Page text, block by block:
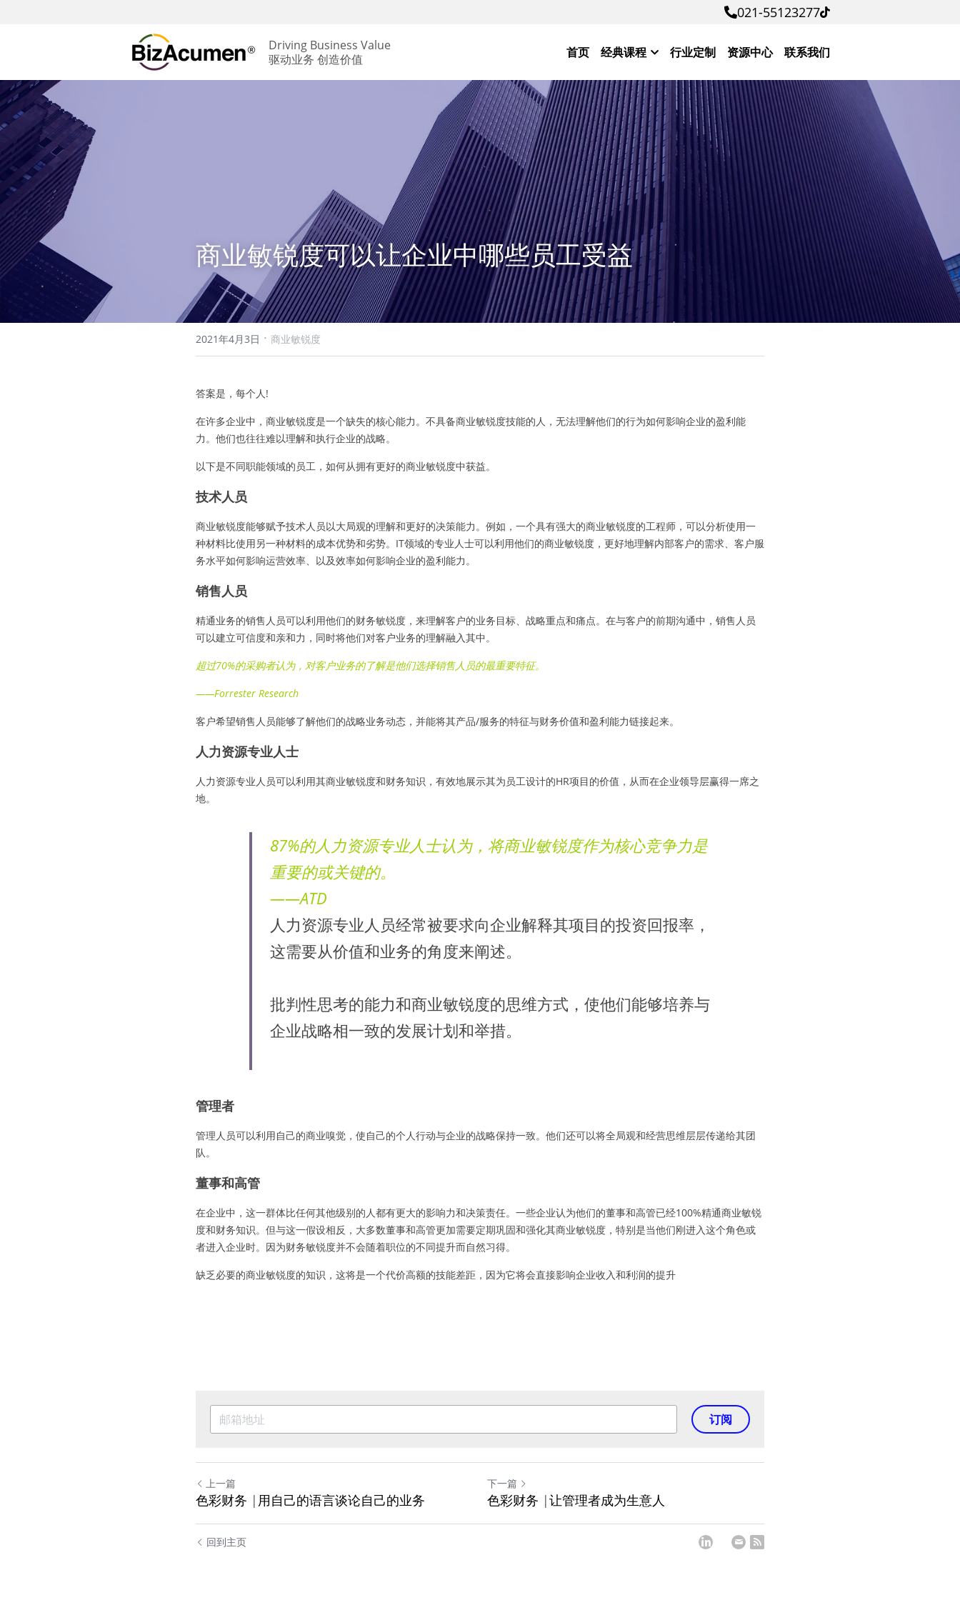
021-55123277
021-55123277
Driving Business Value
驱动业务 创造价值
首页 经典课程 行业定制 资源中心 联系我们
商业敏锐度可以让企业中哪些员工受益
2021年4月3日 · 商业敏锐度
答案是，每个人!
在许多企业中，商业敏锐度是一个缺失的核心能力。不具备商业敏锐度技能的人，无法理解他们的行为如何影响企业的盈利能
力。他们也往往难以理解和执行企业的战略。
以下是不同职能领域的员工，如何从拥有更好的商业敏锐度中获益。
技术人员
商业敏锐度能够赋予技术人员以大局观的理解和更好的决策能力。例如，一个具有强大的商业敏锐度的工程师，可以分析使用一
种材料比使用另一种材料的成本优势和劣势。IT领域的专业人士可以利用他们的商业敏锐度，更好地理解内部客户的需求、客户服
务水平如何影响运营效率、以及效率如何影响企业的盈利能力。
销售人员
精通业务的销售人员可以利用他们的财务敏锐度，来理解客户的业务目标、战略重点和痛点。在与客户的前期沟通中，销售人员
可以建立可信度和亲和力，同时将他们对客户业务的理解融入其中。
超过70%的采购者认为，对客户业务的了解是他们选择销售人员的最重要特征。
——Forrester Research
客户希望销售人员能够了解他们的战略业务动态，并能将其产品/服务的特征与财务价值和盈利能力链接起来。
人力资源专业人士
人力资源专业人员可以利用其商业敏锐度和财务知识，有效地展示其为员工设计的HR项目的价值，从而在企业领导层赢得一席之
地。
87%的人力资源专业人士认为，将商业敏锐度作为核心竞争力是
重要的或关键的。
——ATD
人力资源专业人员经常被要求向企业解释其项目的投资回报率，
这需要从价值和业务的角度来阐述。
批判性思考的能力和商业敏锐度的思维方式，使他们能够培养与
企业战略相一致的发展计划和举措。
管理者
管理人员可以利用自己的商业嗅觉，使自己的个人行动与企业的战略保持一致。他们还可以将全局观和经营思维层层传递给其团
队。
董事和高管
在企业中，这一群体比任何其他级别的人都有更大的影响力和决策责任。一些企业认为他们的董事和高管已经100%精通商业敏锐
度和财务知识。但与这一假设相反，大多数董事和高管更加需要定期巩固和强化其商业敏锐度，特别是当他们刚进入这个角色或
者进入企业时。因为财务敏锐度并不会随着职位的不同提升而自然习得。
缺乏必要的商业敏锐度的知识，这将是一个代价高额的技能差距，因为它将会直接影响企业收入和利润的提升
订阅
上一篇
色彩财务 |用自己的语言谈论自己的业务
下一篇
色彩财务 |让管理者成为生意人
回到主页